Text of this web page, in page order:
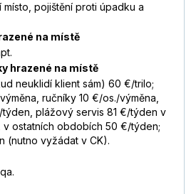
pojištění proti úpadku a
na místě
hrazené na místě
neuklidí klient sám) 60 €/trilo;
ručníky 10 €/os./výměna,
plážový servis 81 €/týden v
v ostatních obdobích 50 €/týden;
(nutno vyžádat v CK).